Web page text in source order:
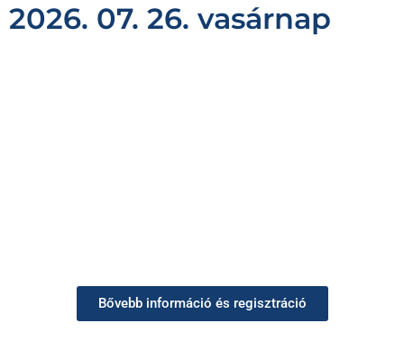
2026. 07. 26. vasárnap
Bővebb információ és regisztráció